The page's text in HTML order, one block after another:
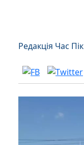
Редакція Час Пік